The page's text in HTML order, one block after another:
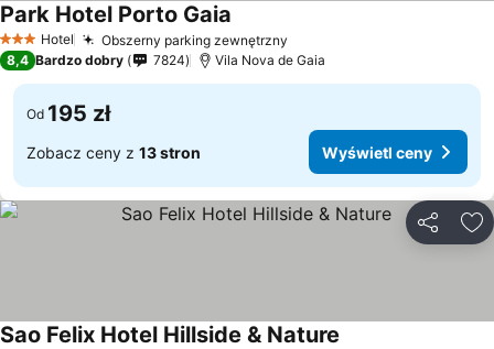
3 Kategoria
Hotel Obszerny parking zewnętrzny
Park Hotel Porto Gaia
8,4 Bardzo dobry 7824 Vila Nova de Gaia
Od 195 zł
Zobacz ceny z 13 stron Wyświetl ceny
Sao Felix Hotel Hillside & Nature